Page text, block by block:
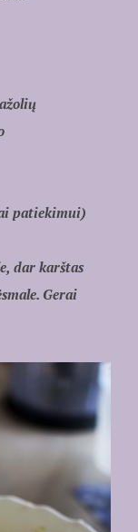
patiekimui)
dar karštas
Gerai